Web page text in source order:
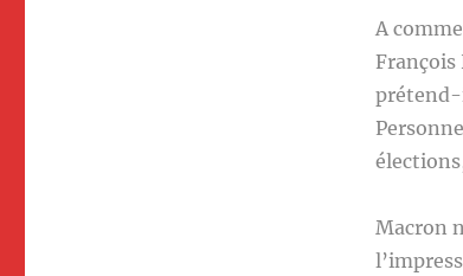
A
François
prétend-
Macron